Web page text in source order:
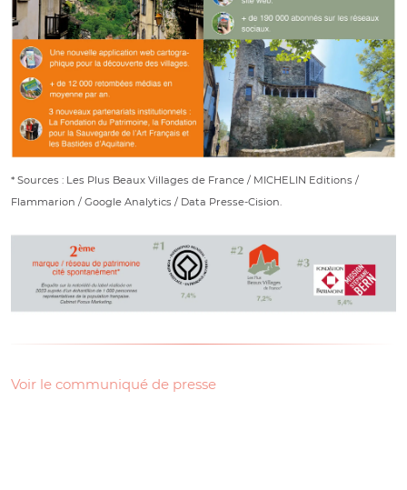
* Sources : Les Plus Beaux Villages de France / MICHELIN Editions /
Flammarion / Google Analytics / Data Presse-Cision.
Voir le communiqué de presse